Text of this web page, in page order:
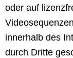
oder auf
innerhalb des
durch Dritte